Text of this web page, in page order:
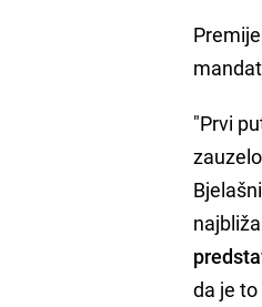
"Prvi
da je